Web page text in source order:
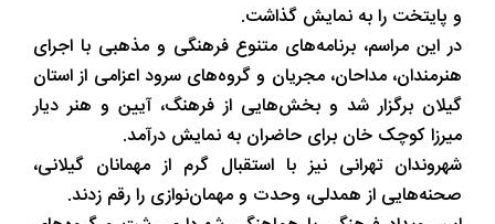
و پایتخت را به نمایش گذاشت.
در این مراسم، برنامه‌های متنوع فرهنگی و مذهبی با اجرای
هنرمندان، مداحان، مجریان و گروه‌های سرود اعزامی از استان
گیلان برگزار شد و بخش‌هایی از فرهنگ، آیین و هنر دیار
میرزا کوچک ‌خان برای حاضران به نمایش درآمد.
شهروندان تهرانی نیز با استقبال گرم از مهمانان گیلانی،
صحنه‌هایی از همدلی، وحدت و مهمان‌نوازی را رقم زدند.